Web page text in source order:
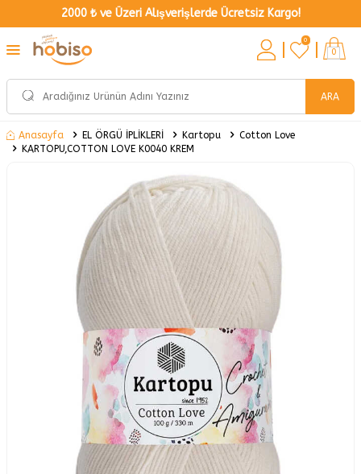
2000 ₺ ve Üzeri Alışverişlerde Ücretsiz Kargo!
ARA
0
0
Anasayfa EL ÖRGÜ İPLİKLERİ Kartopu
Cotton Love
KARTOPU,COTTON LOVE K0040 KREM